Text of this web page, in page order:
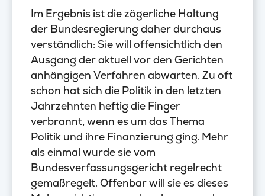
Im Ergebnis ist die zögerliche Haltung
der Bundesregierung daher durchaus
verständlich: Sie will offensichtlich den
Ausgang der aktuell vor den Gerichten
anhängigen Verfahren abwarten. Zu oft
schon hat sich die Politik in den letzten
Jahrzehnten heftig die Finger
verbrannt, wenn es um das Thema
Politik und ihre Finanzierung ging. Mehr
als einmal wurde sie vom
Bundesverfassungsgericht regelrecht
gemaßregelt. Offenbar will sie es dieses